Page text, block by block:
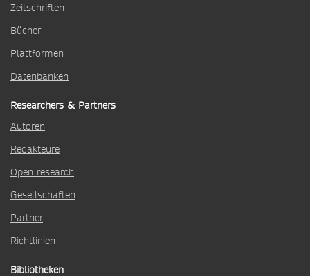
Zeitschriften
Bücher
Plattformen
Datenbanken
Researchers & Partners
Autoren
Redakteure
Open research
Gesellschaften
Partner
Richtlinien
Bibliotheken